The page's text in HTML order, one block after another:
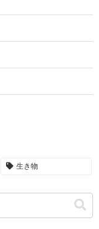
生き物